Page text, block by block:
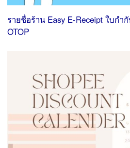
รายชื่อร้าน Easy E-Receipt ใบกํา
OTOP